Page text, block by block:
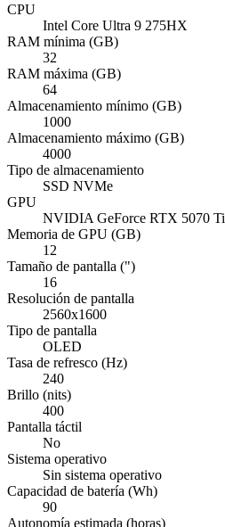
CPU
Intel Core Ultra 9 275HX
RAM mínima (GB)
32
RAM máxima (GB)
64
Almacenamiento mínimo (GB)
1000
Almacenamiento máximo (GB)
4000
Tipo de almacenamiento
SSD NVMe
GPU
NVIDIA GeForce RTX 5070 Ti
Memoria de GPU (GB)
12
Tamaño de pantalla (")
16
Resolución de pantalla
2560x1600
Tipo de pantalla
OLED
Tasa de refresco (Hz)
240
Brillo (nits)
400
Pantalla táctil
No
Sistema operativo
Sin sistema operativo
Capacidad de batería (Wh)
90
Autonomía estimada (horas)